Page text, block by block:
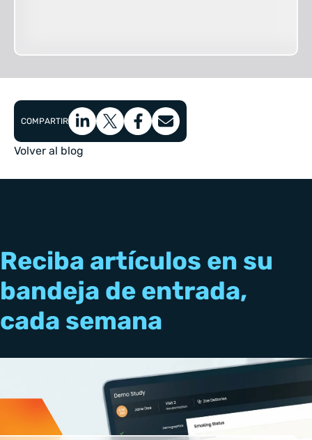
COMPARTIR
Volver al blog
Reciba artículos en su
bandeja de entrada,
cada semana